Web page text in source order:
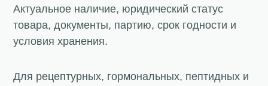
Актуальное наличие, юридический статус
товара, документы, партию, срок годности и
условия хранения.
Для рецептурных, гормональных, пептидных и